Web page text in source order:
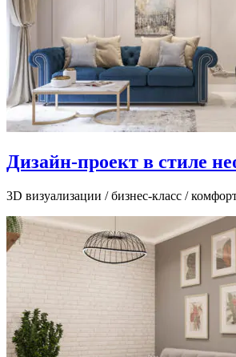
Дизайн-проект в стиле
3D визуализации / бизнес-класс /